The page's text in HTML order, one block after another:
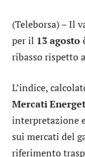
(Teleborsa) – Il
per il 13 agosto
ribasso rispetto
L’indice,
Mercati
interpretazione
sui mercati del
riferimento